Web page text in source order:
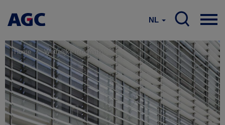
NL
Home Wettelijke informatie